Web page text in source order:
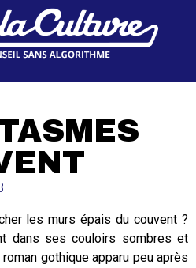
les murs épais du couvent ?
dans ses couloirs sombres et
gothique apparu peu après